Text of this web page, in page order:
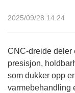
2025/09/28 14:24
CNC-dreide deler
presisjon,
som dukker opp
varmebehandling